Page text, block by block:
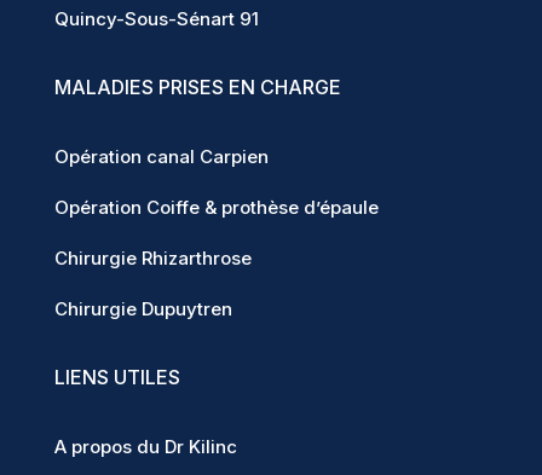
Quincy-Sous-Sénart 91
MALADIES PRISES EN CHARGE
Opération canal Carpien
Opération Coiffe & prothèse d’épaule
Chirurgie Rhizarthrose
Chirurgie Dupuytren
LIENS UTILES
A propos du Dr Kilinc